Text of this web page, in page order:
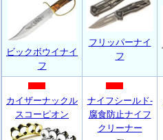
ビックボウイナイ
フ
フリッパーナイ
フ
カイザーナックル
スコーピオン
ナイフシールド-
腐食防止ナイフ
クリーナー